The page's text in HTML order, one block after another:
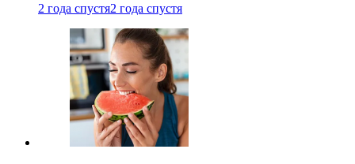
2 года спустя2 года спустя